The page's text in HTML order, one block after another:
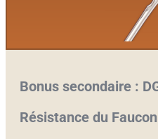
Bonus secondaire :
Résistance du